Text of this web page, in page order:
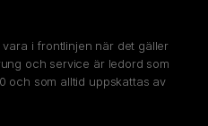
vara i frontlinjen när det gäller
och service är ledord som
och som alltid uppskattas av